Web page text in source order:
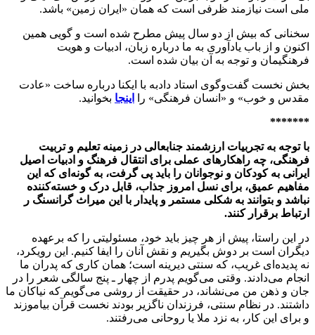
ملی است نیازمند ظرفی است که همان «ایران‌ زمین» باشد.
سخنانی که بیش از دو سال پیش مطرح شده است و گویی همین
اکنون و از باب یادآوری به ما درباره زبان، ادبیات و هویت
فرهنگیمان و توجه به آن بیان شده است.
بخش نخست گفت‌وگوی استاد دادبه با ایکنا درباره ساخت «عادت
مقدس و خوب» و «انسان فرهنگی» را
اینجا بخوانید.
*******
با توجه به تجربیات ارزشمند جنابعالی در زمینه تعلیم و تربیت
فرهنگی، چه راهکارهای عملی برای انتقال فرهنگ و ادبیات اصیل
ایرانی به کودکان و نوجوانان را باید پی گرفت، به گونه‌ای که این
مفاهیم عمیق، برای نسل امروز جذاب، قابل درک و خسته‌کننده
نباشد و بتوانند به شکلی مستمر و پایدار با این میراث گرانسنگ ر
ارتباط برقرار کنند.
در این راستا، پیش از هر چیز باید خود، مسئولیتی را که برعهده
دیگران است بر دوش بگیریم و نقش آنان را ایفا کنیم. این رویکرد،
نه پدیده‌ای غریب، که سنتی دیرینه است؛ همان کاری که پدران ما
انجام می‌دادند. وقتی می‌گویم پدرم از چهار‌ ـ پنج‌ سالگی شعر را در
جان و ذهن من می‌نشاند، در حقیقت از روشی می‌گویم که نیاکان ما
داشتند. در نظام سنتی، فرزندان ناگزیر بودند نخست قرآن بیاموزند
و برای این کار، به نزد ملا یا روحانی می‌رفتند.